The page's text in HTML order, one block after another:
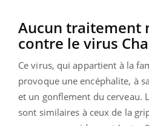
Aucun traitement
contre le virus
Ce virus, qui appartient à la
provoque une encéphalite, à
et un gonflement du cerveau.
sont similaires à ceux de la